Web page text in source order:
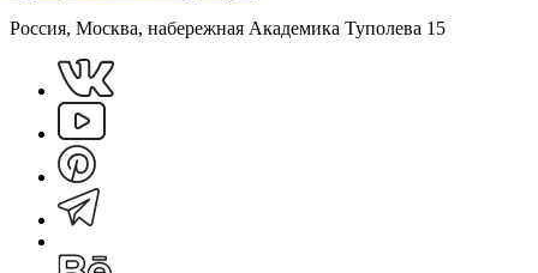
Россия, Москва, набережная Академика Туполева 15